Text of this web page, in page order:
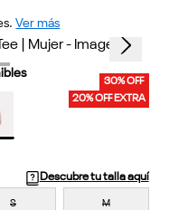
Ver más
30% OFF
20% OFF EXTRA
Descubre tu talla aquí
S M